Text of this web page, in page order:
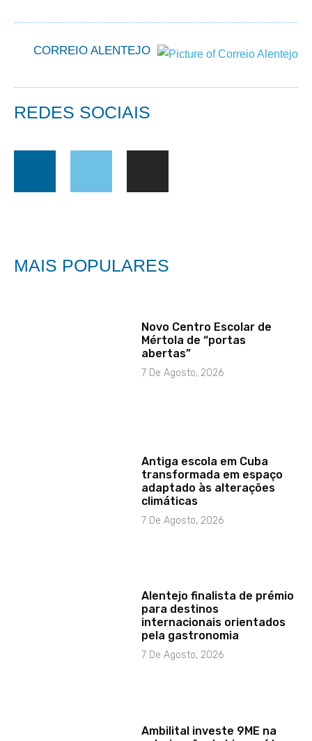
CORREIO ALENTEJO
REDES SOCIAIS
MAIS POPULARES
Novo Centro Escolar de
Mértola de “portas
abertas”
7 De Agosto, 2026
Antiga escola em Cuba
transformada em espaço
adaptado às alterações
climáticas
7 De Agosto, 2026
Alentejo finalista de prémio
para destinos
internacionais orientados
pela gastronomia
7 De Agosto, 2026
Ambilital investe 9ME na